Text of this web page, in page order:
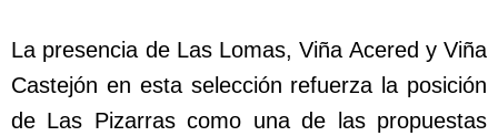
La presencia de Las Lomas, Viña Acered y Viña
Castejón en esta selección refuerza la posición
de Las Pizarras como una de las propuestas